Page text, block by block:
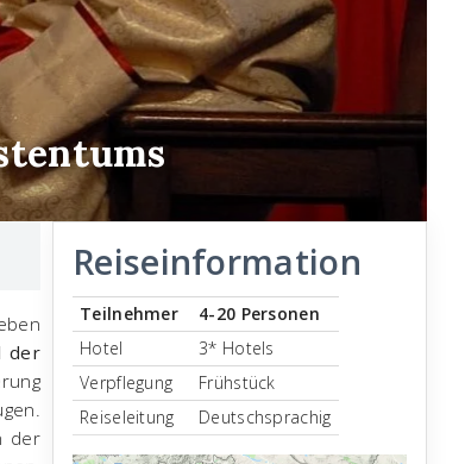
der
der
Reiseinformation
Teilnehmer
4-20 Personen
Hotel
3* Hotels
Verpflegung
Frühstück
Reiseleitung
Deutschsprachig